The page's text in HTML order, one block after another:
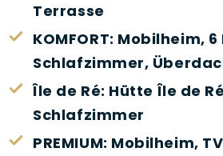
Terrasse
KOMFORT: Mobilheim,
Schlafzimmer,
Île de Ré: Hütte Île de
Schlafzimmer
PREMIUM: Mobilheim,